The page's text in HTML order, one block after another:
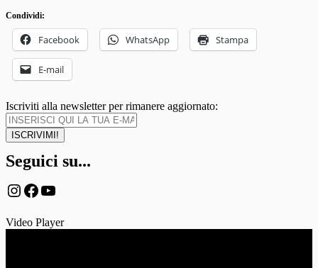
Condividi:
Facebook WhatsApp Stampa
E-mail
Iscriviti alla newsletter per rimanere aggiornato:
Seguici su...
Instagram
Facebook
YouTube
Video Player